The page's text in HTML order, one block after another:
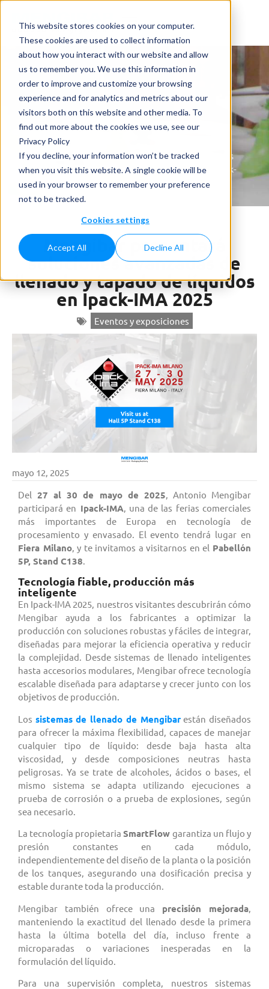
This website stores cookies on your computer.
These cookies are used to collect information
about how you interact with our website and allow
us to remember you. We use this information in
order to improve and customize your browsing
experience and for analytics and metrics about our
visitors both on this website and other media. To
find out more about the cookies we use, see our
Privacy Policy
If you decline, your information won’t be tracked
when you visit this website. A single cookie will be
used in your browser to remember your preference
not to be tracked.
Cookies settings
Accept All Decline All
Noticias
Home»Noticias»Mengibar presentará soluciones
avanzadas de llenado y tapado de líquidos en Ipack-
IMA 2025
Mengibar presentará
soluciones avanzadas de
llenado y tapado de líquidos
en Ipack-IMA 2025
Eventos y exposiciones
mayo 12, 2025
Del 27 al 30 de mayo de 2025, Antonio Mengibar
participará en Ipack-IMA, una de las ferias comerciales
más importantes de Europa en tecnología de
procesamiento y envasado. El evento tendrá lugar en
Fiera Milano, y te invitamos a visitarnos en el Pabellón
5P, Stand C138.
Tecnología fiable, producción más
inteligente
En Ipack-IMA 2025, nuestros visitantes descubrirán cómo
Mengibar ayuda a los fabricantes a optimizar la
producción con soluciones robustas y fáciles de integrar,
diseñadas para mejorar la eficiencia operativa y reducir
la complejidad. Desde sistemas de llenado inteligentes
hasta accesorios modulares, Mengibar ofrece tecnología
escalable diseñada para adaptarse y crecer junto con los
objetivos de producción.
Los sistemas de llenado de Mengibarestán diseñados
para ofrecer la máxima flexibilidad, capaces de manejar
cualquier tipo de líquido: desde baja hasta alta
viscosidad, y desde composiciones neutras hasta
peligrosas. Ya se trate de alcoholes, ácidos o bases, el
mismo sistema se adapta utilizando ejecuciones a
prueba de corrosión o a prueba de explosiones, según
sea necesario.
La tecnología propietaria SmartFlow garantiza un flujo y
presión constantes en cada módulo,
independientemente del diseño de la planta o la posición
de los tanques, asegurando una dosificación precisa y
estable durante toda la producción.
Mengibar también ofrece una precisión mejorada
manteniendo la exactitud del llenado desde la primera
hasta la última botella del día, incluso frente a
microparadas o variaciones inesperadas en la
formulación del líquido.
Para una supervisión completa, nuestros sistemas